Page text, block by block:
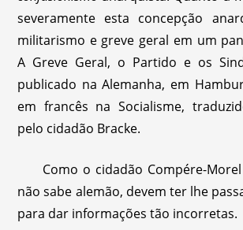
severamente esta concepção
militarismo e greve geral em um
A Greve Geral, o Partido e os
publicado na Alemanha, em
em francês na Socialisme,
pelo cidadão Bracke.
Como o cidadão Compére-
não sabe alemão, devem ter lhe
para dar informações tão incorretas.